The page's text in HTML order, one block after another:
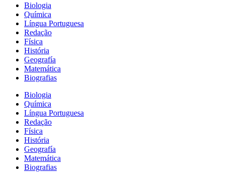
Biologia
Química
Língua Portuguesa
Redação
Física
História
Geografía
Matemática
Biografias
Biologia
Química
Língua Portuguesa
Redação
Física
História
Geografía
Matemática
Biografias